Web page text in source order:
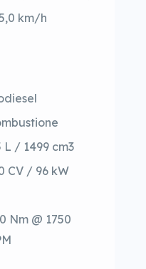
km/h
L / 1499 cm3
CV / 96 kW
Nm @ 1750